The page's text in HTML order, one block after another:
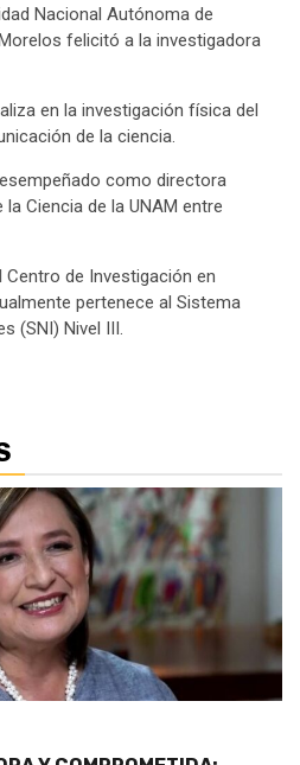
Nacional Autónoma de
felicitó a la investigadora
en la investigación física del
de la ciencia.
como directora
la Ciencia de la UNAM entre
de Investigación en
pertenece al Sistema
(SNI) Nivel III.